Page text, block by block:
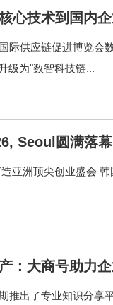
心技术到国内
际供应链促进博览
级为"数智科技链...
Seoul圆满落幕
亚洲顶尖创业盛会
：大商号助力
推出了专业知识分